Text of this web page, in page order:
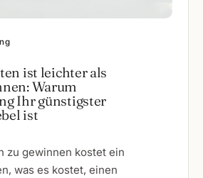
ist leichter als
Warum
Ihr günstigster
ist
zu gewinnen kostet ein
was es kostet, einen